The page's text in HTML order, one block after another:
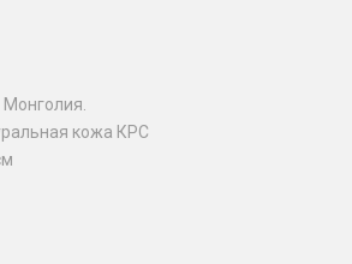
Монголия.
кожа КРС